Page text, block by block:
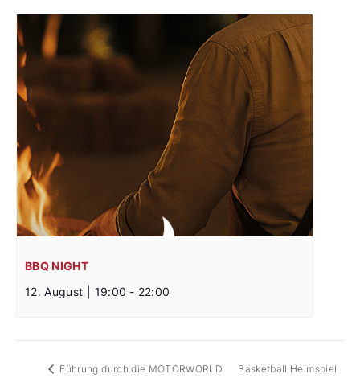
BBQ NIGHT
12. August | 19:00 - 22:00
Führung durch die MOTORWORLD
Basketball Heimspiel